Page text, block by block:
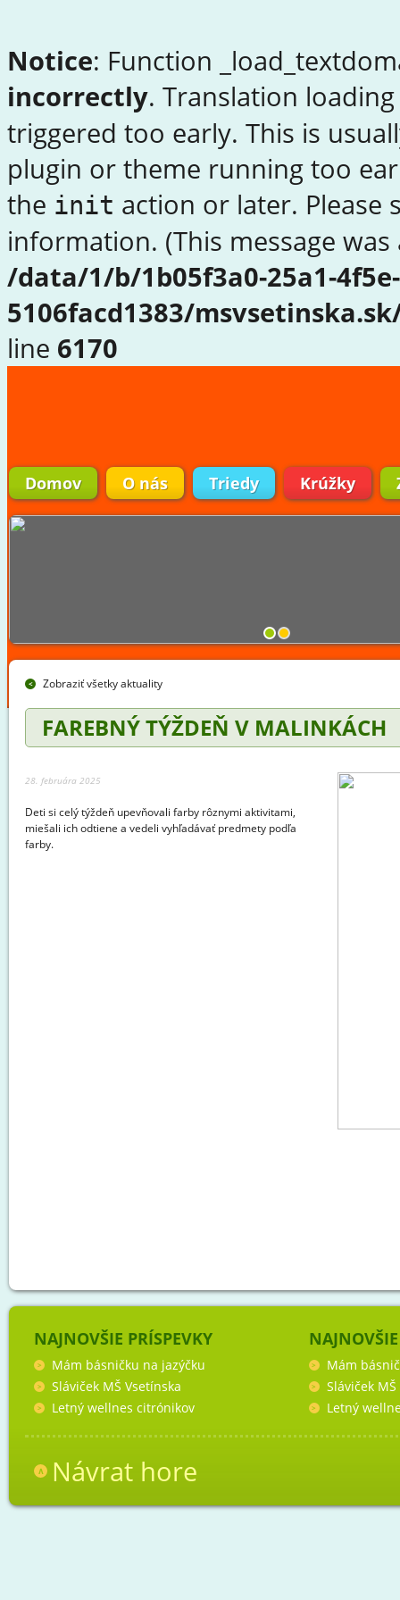
Notice: Function
incorrectly. Translation
triggered too early. This is
plugin or theme running too
the init action or later. Please
information. (This message
/data/1/b/1b05f3a0-25a1-
5106facd1383/
line 6170
Domov O nás Triedy Krúžky
Zobraziť všetky aktuality
FAREBNÝ TÝŽDEŇ V MALINKÁCH
28. februára 2025
Deti si celý týždeň upevňovali farby rôznymi aktivitami,
miešali ich odtiene a vedeli vyhľadávať predmety podľa
farby.
NAJNOVŠIE PRÍSPEVKY
Mám básničku na jazýčku
Sláviček MŠ Vsetínska
Letný wellnes citrónikov
Mám
Sláviček
Letný
Návrat hore